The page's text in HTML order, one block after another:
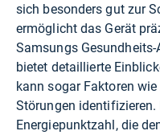
sich besonders gut zur
ermöglicht das Gerät
Samsungs
bietet detaillierte
kann sogar Faktoren
Störungen
Energiepunktzahl, die